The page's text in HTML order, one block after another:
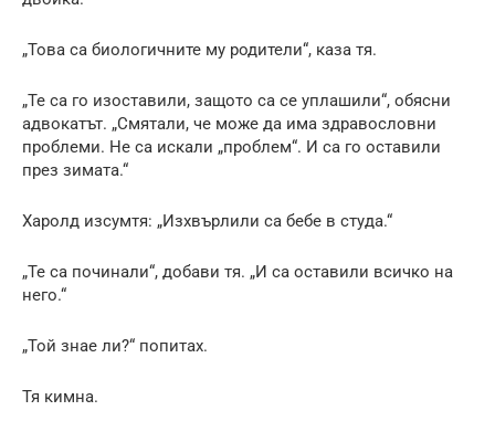
„Това са биологичните му родители“, каза тя.
„Те са го изоставили, защото са се уплашили“, обясни
адвокатът. „Смятали, че може да има здравословни
проблеми. Не са искали „проблем“. И са го оставили
през зимата.“
Харолд изсумтя: „Изхвърлили са бебе в студа.“
„Те са починали“, добави тя. „И са оставили всичко на
него.“
„Той знае ли?“ попитах.
Тя кимна.